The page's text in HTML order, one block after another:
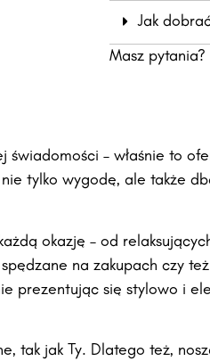
Jak
Masz
świadomości – właśnie to
tylko wygodę, ale także
okazję – od
na zakupach czy
prezentując się stylowo i
tak jak Ty. Dlatego też,